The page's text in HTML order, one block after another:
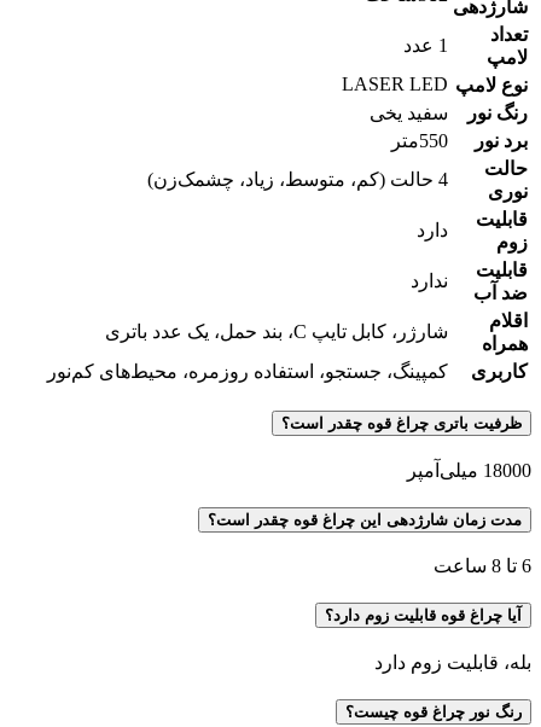
شارژدهی
تعداد
لامپ
1 عدد
نوع لامپ LASER LED
رنگ نور
سفید یخی
برد نور
550متر
حالت
نوری
4 حالت (کم، متوسط، زیاد، چشمک‌زن)
قابلیت
زوم
دارد
قابلیت
ضد آب
ندارد
اقلام
همراه
شارژر، کابل تایپ C، بند حمل، یک عدد باتری
کاربری
کمپینگ، جستجو، استفاده روزمره، محیط‌های کم‌نور
ظرفیت باتری چراغ قوه چقدر است؟
18000 میلی‌آمپر
مدت زمان شارژدهی این چراغ قوه چقدر است؟
6 تا 8 ساعت
آیا چراغ قوه قابلیت زوم دارد؟
بله، قابلیت زوم دارد
رنگ نور چراغ قوه چیست؟